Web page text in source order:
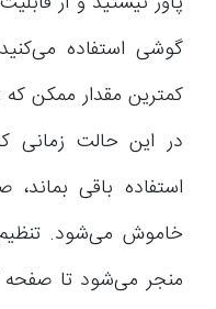
گوشی استفاده
استفاده باقی
خاموش می‌شود. تنظیم
منجر می‌شود تا صفحه